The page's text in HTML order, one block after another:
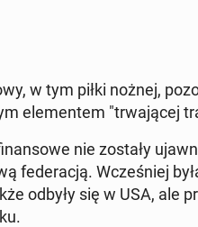
w tym piłki nożnej,
ele­men­tem "trwa­ją­cej
nie zostały
fe­de­ra­cją. Wcze­śniej
odbyły się w USA, ale